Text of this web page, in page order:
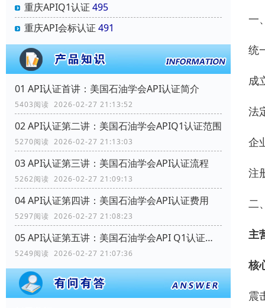
重庆APIQ1认证 495
重庆API会标认证 491
01 API认证首讲：美国石油学会API认证简介
5403阅读 2026-02-27 21:13:52
02 API认证第二讲：美国石油学会APIQ1认证范围
5270阅读 2026-02-27 21:13:03
03 API认证第三讲：美国石油学会API认证流程
5262阅读 2026-02-27 21:09:13
04 API认证第四讲：美国石油学会API认证费用
5297阅读 2026-02-27 21:08:23
05 API认证第五讲：美国石油学会API Q1认证范围
5249阅读 2026-02-27 21:07:36
一
统
成
法
企
注
二
主
核
震